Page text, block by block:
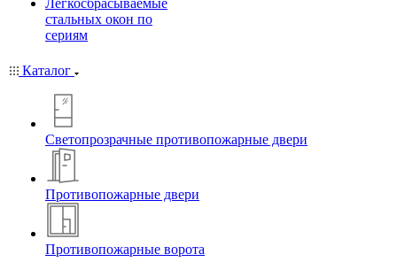
Легкосбрасываемые
стальных окон по
сериям
Каталог
Светопрозрачные противопожарные двери
Противопожарные двери
Противопожарные ворота